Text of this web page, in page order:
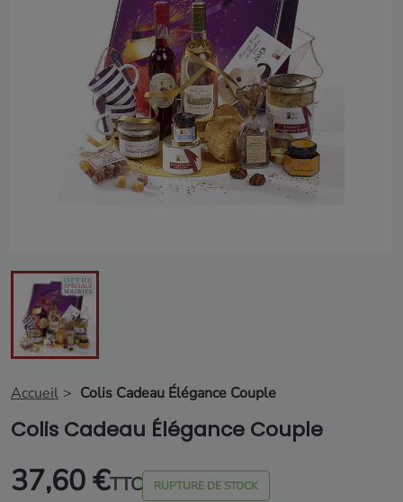
Accueil Colis Cadeau Élégance Couple
Colis Cadeau Élégance Couple
37,60 €TTC RUPTURE DE STOCK